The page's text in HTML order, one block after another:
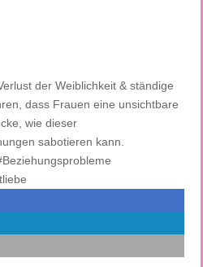
der Weiblichkeit & ständige
dass Frauen eine unsichtbare
wie dieser
sabotieren kann.